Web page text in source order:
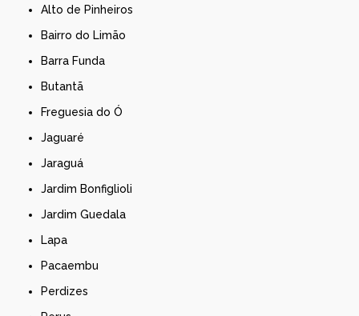
Alto de Pinheiros
Bairro do Limão
Barra Funda
Butantã
Freguesia do Ó
Jaguaré
Jaraguá
Jardim Bonfiglioli
Jardim Guedala
Lapa
Pacaembu
Perdizes